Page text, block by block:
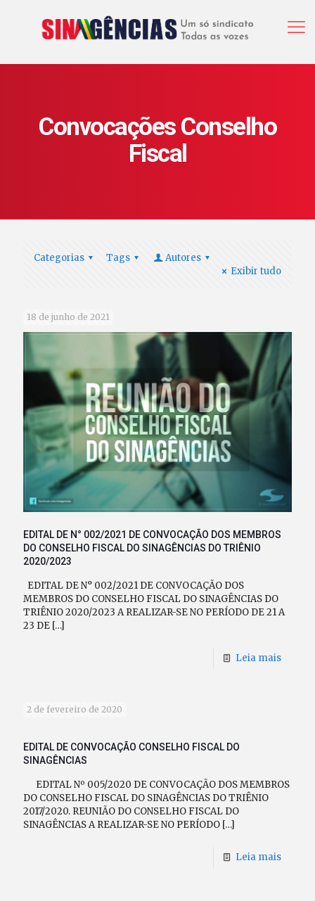
Convocações Conselho
Fiscal
Categorias Tags
Autores
Exibir tudo
18 de junho de 2021
EDITAL DE N° 002/2021 DE CONVOCAÇÃO DOS MEMBROS
DO CONSELHO FISCAL DO SINAGÊNCIAS DO TRIÊNIO
2020/2023
EDITAL DE N° 002/2021 DE CONVOCAÇÃO DOS
MEMBROS DO CONSELHO FISCAL DO SINAGÊNCIAS DO
TRIÊNIO 2020/2023 A REALIZAR-SE NO PERÍODO DE 21 A
23 DE […]
Leia mais
2 de fevereiro de 2020
EDITAL DE CONVOCAÇÃO CONSELHO FISCAL DO
SINAGÊNCIAS
EDITAL Nº 005/2020 DE CONVOCAÇÃO DOS MEMBROS
DO CONSELHO FISCAL DO SINAGÊNCIAS DO TRIÊNIO
2017/2020. REUNIÃO DO CONSELHO FISCAL DO
SINAGÊNCIAS A REALIZAR-SE NO PERÍODO […]
Leia mais